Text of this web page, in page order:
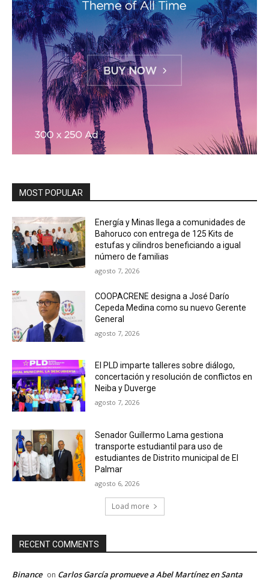
MOST POPULAR
Energía y Minas llega a comunidades de
Bahoruco con entrega de 125 Kits de
estufas y cilindros beneficiando a igual
número de familias
agosto 7, 2026
COOPACRENE designa a José Darío
Cepeda Medina como su nuevo Gerente
General
agosto 7, 2026
El PLD imparte talleres sobre diálogo,
concertación y resolución de conflictos en
Neiba y Duverge
agosto 7, 2026
Senador Guillermo Lama gestiona
transporte estudiantil para uso de
estudiantes de Distrito municipal de El
Palmar
agosto 6, 2026
Load more
RECENT COMMENTS
Binance on Carlos García promueve a Abel Martínez en Santa